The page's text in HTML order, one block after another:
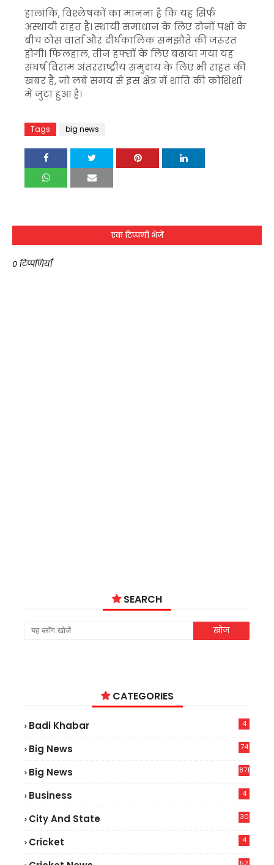
हालांकि, विश्लेषकों का मानना है कि यह सिर्फ
अस्थायी राहत है। स्थायी समाधान के लिए दोनों पक्षों के
बीच ठोस वार्ता और दीर्घकालिक समझौते की जरूरत
होगी। फिलहाल, तीन हफ्तों के लिए बढ़ाया गया यह
संघर्ष विराम अंतरराष्ट्रीय समुदाय के लिए भी राहत की
खबर है, जो लंबे समय से इस क्षेत्र में शांति की कोशिशों
में जुटा हुआ है।
Tags big news
एक टिप्पणी भेजें
0 टिप्पणियाँ
SEARCH
CATEGORIES
Badi Khabar 4
Big News
74
Big News 871
Business 4
City And State 30
Cricket 4